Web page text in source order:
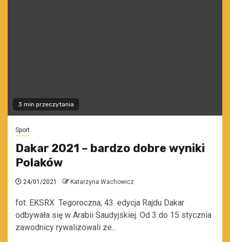
3 min przeczytania
Sport
Dakar 2021 – bardzo dobre wyniki
Polaków
24/01/2021 Katarzyna Wachowicz
fot. EKSRX Tegoroczna, 43. edycja Rajdu Dakar
odbywała się w Arabii Saudyjskiej. Od 3 do 15 stycznia
zawodnicy rywalizowali ze...